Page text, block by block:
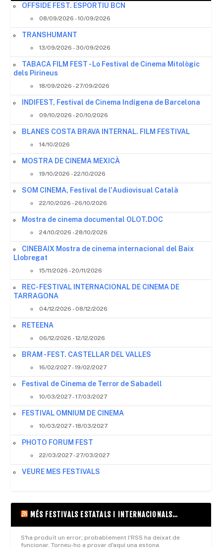
OFFSIDE FEST. ESPORTIU BCN
08/09/2026 - 10/09/2026
TRANSHUMANT
13/09/2026 - 30/09/2026
TABACA FILM FEST - Lo Festival de Cinema Mitològic
dels Pirineus
18/09/2026 - 27/09/2026
INDIFEST, Festival de Cinema Indígena de Barcelona
09/10/2026 - 20/10/2026
BLANES COSTA BRAVA INTERNAL. FILM FESTIVAL
14/10/2026
MOSTRA DE CINEMA MEXICÀ
19/10/2026 - 22/10/2026
SOM CINEMA, Festival de l'Audiovisual Català
22/10/2026 - 26/10/2026
Mostra de cinema documental OLOT.DOC
24/10/2026 - 28/10/2026
CINEBAIX Mostra de cinema internacional del Baix
Llobregat
15/11/2026 - 20/11/2026
REC- FESTIVAL INTERNACIONAL DE CINEMA DE
TARRAGONA
04/12/2026 - 08/12/2026
RETEENA
06/12/2026 - 12/12/2026
BRAM - FEST. CASTELLAR DEL VALLES
16/02/2027 - 19/02/2027
Festival de Cinema de Terror de Sabadell
10/03/2027 - 17/03/2027
FESTIVAL OMNIUM DE CINEMA
10/03/2027 - 18/03/2027
PHOTO FORUM FEST
22/03/2027 - 27/03/2027
VEURE MES FESTIVALS
MÉS FESTIVALS ESTATALS I INTERNACIONALS…
S'ha produït un error; probablement l'RSS ha deixat de
funcionar. Torneu-ho a provar d'aquí una estona.